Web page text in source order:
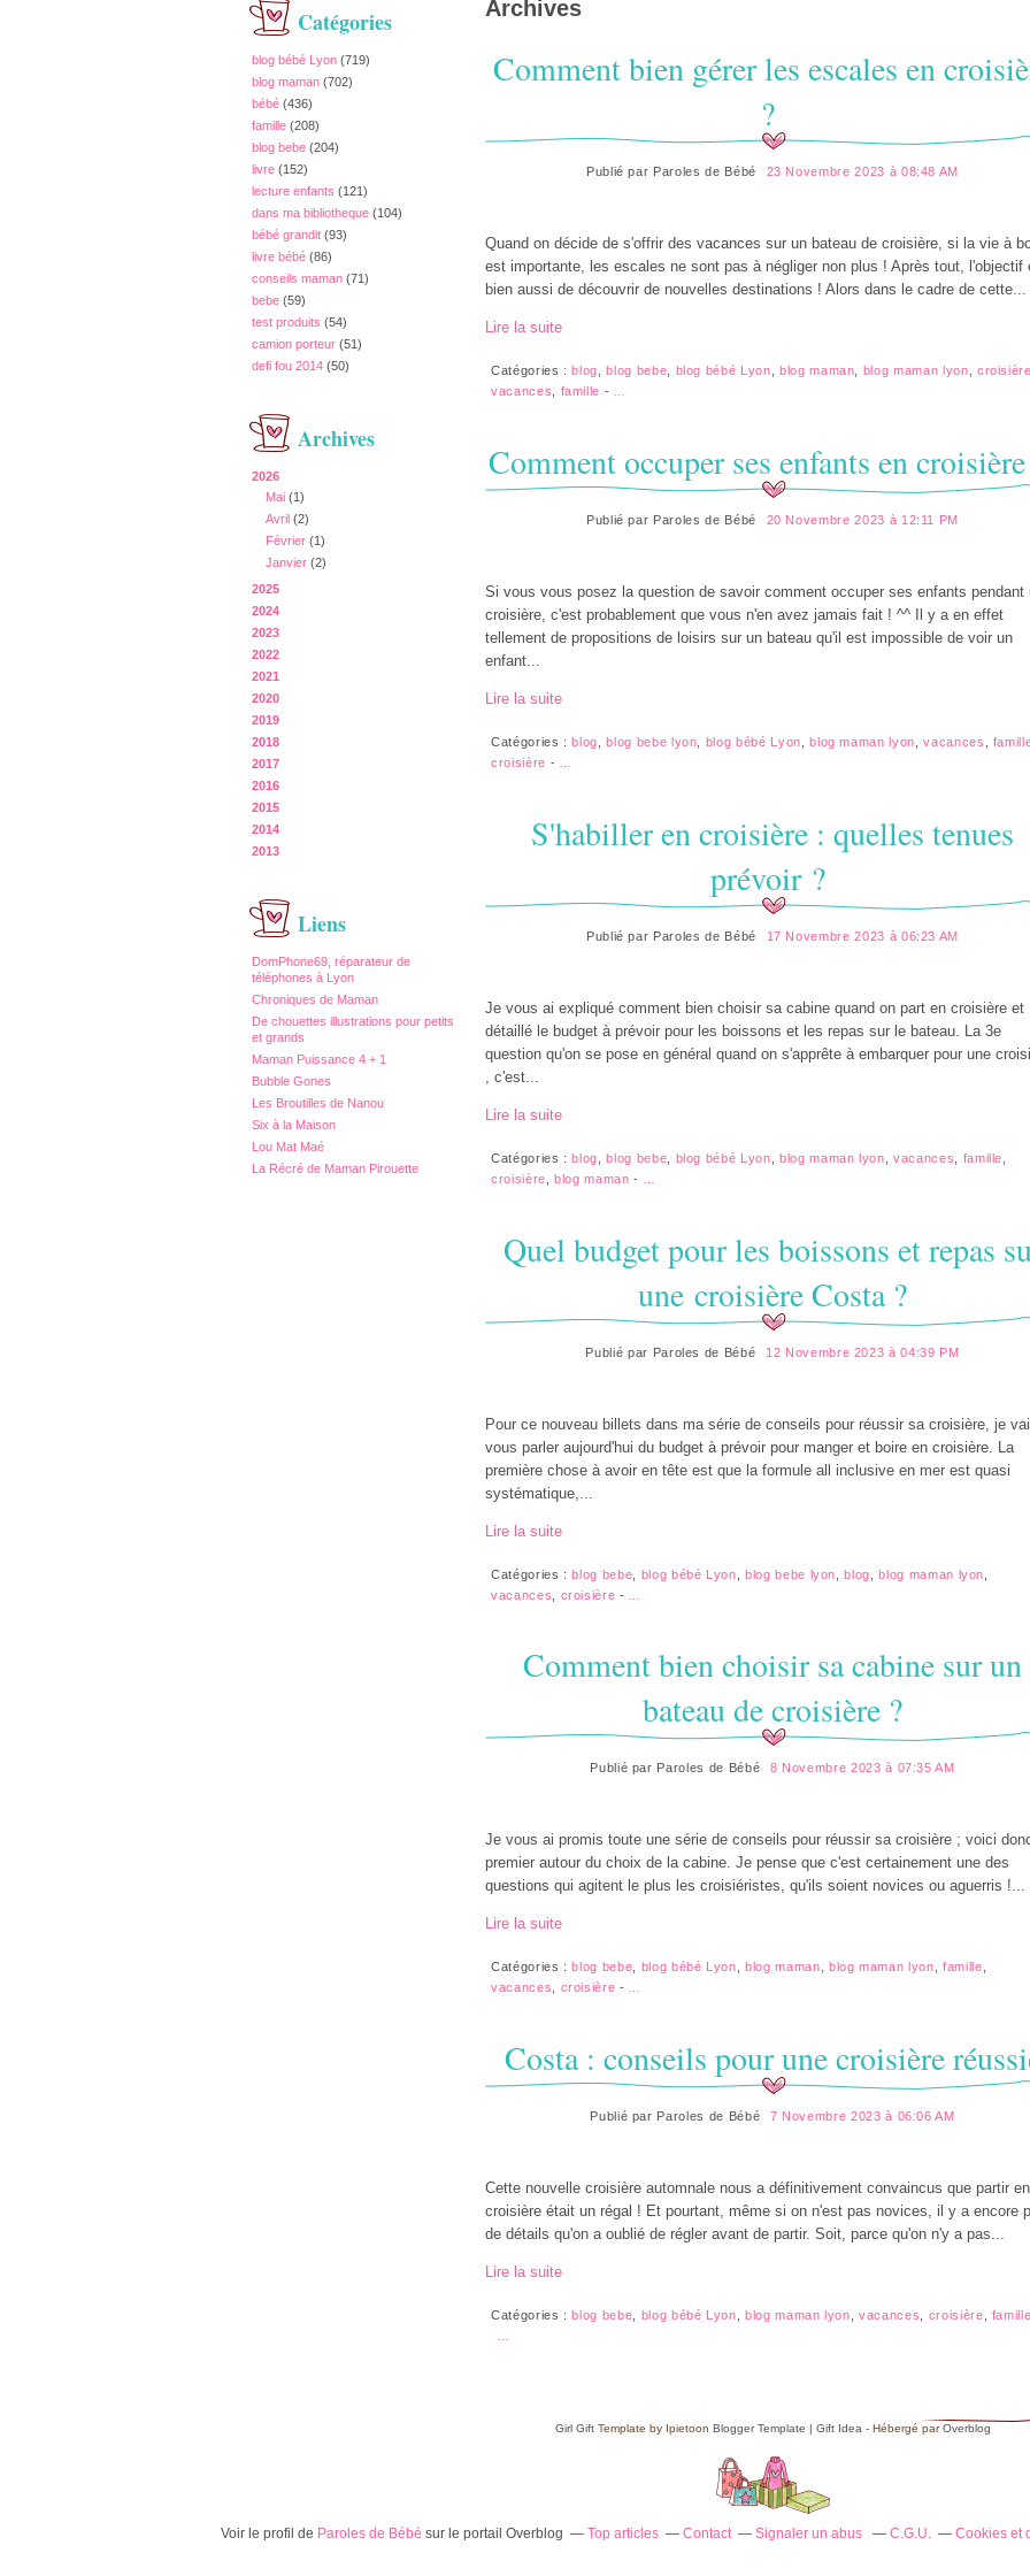
Catégories
blog bébé Lyon (719)
blog maman (702)
bébé (436)
famille (208)
blog bebe (204)
livre (152)
lecture enfants (121)
dans ma bibliotheque (104)
bébé grandit (93)
livre bébé (86)
conseils maman (71)
bebe (59)
test produits (54)
camion porteur (51)
defi fou 2014 (50)
Archives
2026
Mai (1)
Avril (2)
Février (1)
Janvier (2)
2025
2024
2023
2022
2021
2020
2019
2018
2017
2016
2015
2014
2013
Liens
DomPhone69, réparateur de
téléphones à Lyon
Chroniques de Maman
De chouettes illustrations pour petits
et grands
Maman Puissance 4 + 1
Bubble Gones
Les Broutilles de Nanou
Six à la Maison
Lou Mat Maé
La Récré de Maman Pirouette
Archives
Comment bien gérer les escales en
?
Publié par Paroles de Bébé 23 Novembre 2023 à 08:48 AM
Quand on décide de s'offrir des vacances sur un bateau de croisière, si la vie à
est importante, les escales ne sont pas à négliger non plus ! Après tout, l'objectif
bien aussi de découvrir de nouvelles destinations ! Alors dans le cadre de cette...
Lire la suite
Catégories : blog blog bebe blog bébé Lyon blog maman blog maman lyon croisière
vacances
famille -
Comment occuper ses enfants en
Publié par Paroles de Bébé 20 Novembre 2023 à 12:11 PM
Si vous vous posez la question de savoir comment occuper ses enfants pendant
croisière, c'est probablement que vous n'en avez jamais fait ! ^^ Il y a en effet
tellement de propositions de loisirs sur un bateau qu'il est impossible de voir un
enfant...
Lire la suite
Catégories :blog ,blog bebe lyon blog bébé Lyon ,blog maman lyon ,vacances
croisière -
S'habiller en croisière : quelles tenues
prévoir ?
Publié par Paroles de Bébé 17 Novembre 2023 à 06:23 AM
Je vous ai expliqué comment bien choisir sa cabine quand on part en croisière et
détaillé le budget à prévoir pour les boissons et les repas sur le bateau. La 3e
question qu'on se pose en général quand on s'apprête à embarquer pour une
, c'est...
Lire la suite
Catégories :blog ,blog bebe blog bébé Lyon blog maman lyon ,vacances famille
croisière ,blog maman -
Quel budget pour les boissons et repas
une croisière Costa ?
Publié par Paroles de Bébé 12 Novembre 2023 à 04:39 PM
Pour ce nouveau billets dans ma série de conseils pour réussir sa croisière, je
vous parler aujourd'hui du budget à prévoir pour manger et boire en croisière. La
première chose à avoir en tête est que la formule all inclusive en mer est quasi
systématique,...
Lire la suite
Catégories :blog bebe blog bébé Lyon ,blog bebe lyon ,blog ,blog maman lyon
vacances
croisière -
Comment bien choisir sa cabine sur un
bateau de croisière ?
Publié par Paroles de Bébé 8 Novembre 2023 à 07:35 AM
Je vous ai promis toute une série de conseils pour réussir sa croisière ; voici
premier autour du choix de la cabine. Je pense que c'est certainement une des
questions qui agitent le plus les croisiéristes, qu'ils soient novices ou aguerris !...
Lire la suite
Catégories : blog bebe blog bébé Lyon blog maman blog maman lyon famille
vacances
croisière -
Costa : conseils pour une croisière
Publié par Paroles de Bébé 7 Novembre 2023 à 06:06 AM
Cette nouvelle croisière automnale nous a définitivement convaincus que partir en
croisière était un régal ! Et pourtant, même si on n'est pas novices, il y a encore
de détails qu'on a oublié de régler avant de partir. Soit, parce qu'on n'y a pas...
Lire la suite
Catégories :blog bebe blog bébé Lyon ,blog maman lyon ,vacances croisière famille
Girl GiftTemplate by Ipietoon Blogger Template | Gift Idea - Hébergé parOverblog
Voir le profil de Paroles de Bébé sur le portail Overblog Top articles Contact Signaler un abus C.G.U. Cookies et